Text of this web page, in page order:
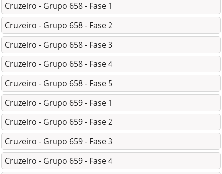
Cruzeiro - Grupo 658 - Fase 1
Cruzeiro - Grupo 658 - Fase 2
Cruzeiro - Grupo 658 - Fase 3
Cruzeiro - Grupo 658 - Fase 4
Cruzeiro - Grupo 658 - Fase 5
Cruzeiro - Grupo 659 - Fase 1
Cruzeiro - Grupo 659 - Fase 2
Cruzeiro - Grupo 659 - Fase 3
Cruzeiro - Grupo 659 - Fase 4